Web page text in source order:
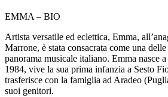
EMMA – BIO
Artista versatile ed eclettica, Emma,
Marrone, è stata consacrata come una
panorama musicale italiano. Emma nasce
1984, vive la sua prima infanzia a Sesto
trasferisce con la famiglia ad Aradeo
suoi genitori.